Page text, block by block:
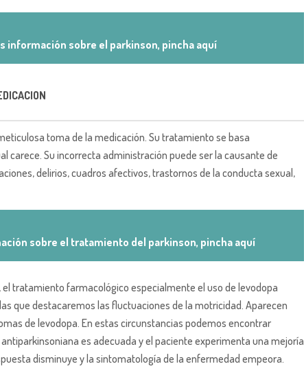
información sobre el parkinson, pincha aquí
toma de la medicación. Su tratamiento se basa
carece. Su incorrecta administración puede ser la causante de
delirios, cuadros afectivos, trastornos de la conducta sexual,
sobre el tratamiento del parkinson, pincha aquí
tratamiento farmacológico especialmente el uso de levodopa
que destacaremos las fluctuaciones de la motricidad. Aparecen
de levodopa. En estas circunstancias podemos encontrar
es adecuada y el paciente experimenta una mejoría
disminuye y la sintomatología de la enfermedad empeora.